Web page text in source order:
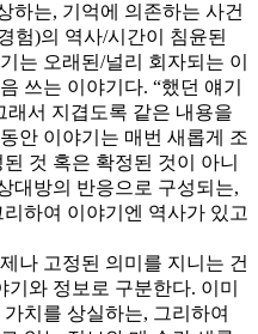
하는, 기억에 의존하는 사건
험)의 역사/시간이 침윤된
는 오래된/널리 회자되는 이
쓰는 이야기다. “했던 얘기
래서 지겹도록 같은 내용을
안 이야기는 매번 새롭게 조
것 혹은 확정된 것이 아니
대방의 반응으로 구성되는,
하여 이야기엔 역사가 있고
나 고정된 의미를 지니는 건
와 정보로 구분한다. 이미
치를 상실하는, 그리하여